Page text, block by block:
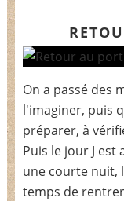
On a passé des
l'imaginer, puis
préparer, à
Puis le jour J est
une courte nuit,
temps de